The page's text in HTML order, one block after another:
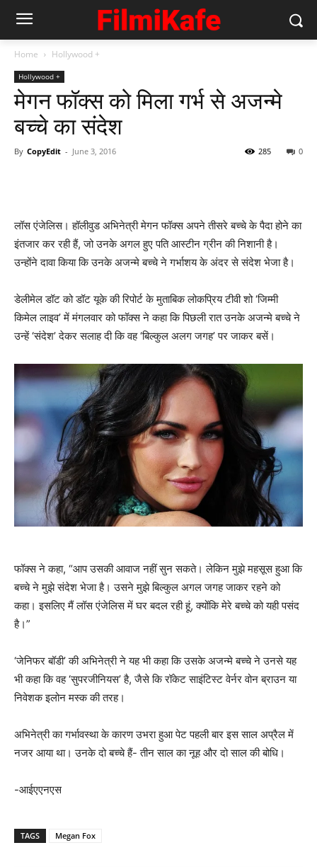
Home Hollywood +
Hollywood +
मेगन फॉक्स को मिला गर्भ से अजन्मे
बच्चे का संदेश
By CopyEdit - June 3, 2016 0
285
लॉस एंजेलिस। हॉलीवुड अभिनेत्री मेगन फॉक्स अपने तीसरे बच्चे के पैदा होने का
इंतजार कर रही हैं, जो उनके अगल हुए पति आस्टीन ग्रीन की निशानी है।
उन्होंने दावा किया कि उनके अजन्मे बच्चे ने गर्भाशय के अंदर से संदेश भेजा है।
डेलीमेल डॉट को डॉट यूके की रिपोर्ट के मुताबिक लोकप्रिय टीवी शो ‘जिम्मी
किमेल लाइव’ में मंगलवार को फॉक्स ने कहा कि पिछली रात उनके अजन्मे बच्चे ने
उन्हें ‘संदेश’ देकर सलाह दी कि वह ‘बिल्कुल अलग जगह’ पर जाकर बसें।
फॉक्स ने कहा, “आप उसकी आवाज नहीं सुन सकते। लेकिन मुझे महसूस हुआ कि
बच्चे ने मुझे संदेश भेजा है। उसने मुझे बिल्कुल अगल जगह जाकर रहने को
कहा। इसलिए मैं लॉस एंजेलिस में घर बदल रही हूं, क्योंकि मेरे बच्चे को यही पसंद
है।”
‘जेनिफर बॉडी’ की अभिनेत्री ने यह भी कहा कि उसके अजन्मे बच्चे ने उनसे यह
भी कहा कि वह ‘सुपरजीनियस’ है, जैसे कि रॉकेट साइंटिस्ट वेर्नर वोन ब्राउन या
निवेशक इलोन मस्क की तरह।
अभिनेत्री का गर्भावस्था के कारण उभरा हुआ पेट पहली बार इस साल अप्रैल में
नजर आया था। उनके दो बच्चे हैं- तीन साल का नूह और दो साल की बोधि।
-आईएएनएस
TAGS Megan Fox